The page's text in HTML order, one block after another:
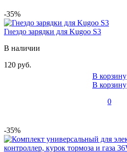
-35%
Гнездо зарядки для Kugoo S3
В наличии
120 руб.
В корзину
В корзину
0
-35%